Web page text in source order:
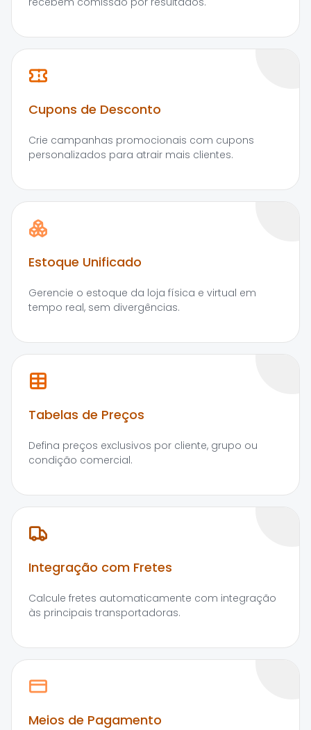
Cupons de Desconto
Crie campanhas promocionais com cupons
personalizados para atrair mais clientes.
Estoque Unificado
Gerencie o estoque da loja física e virtual em
tempo real, sem divergências.
Tabelas de Preços
Defina preços exclusivos por cliente, grupo ou
condição comercial.
Integração com Fretes
Calcule fretes automaticamente com integração
às principais transportadoras.
Meios de Pagamento